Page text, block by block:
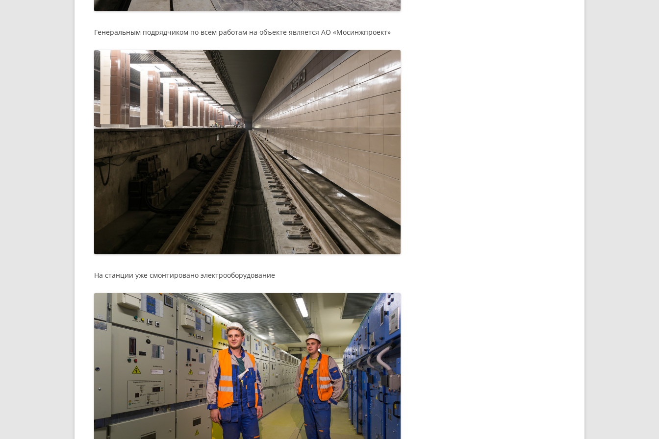
Генеральным подрядчиком по всем работам на объекте является АО «Мосинжпроект»
На станции уже смонтировано электрооборудование